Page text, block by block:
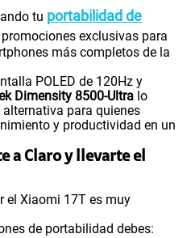
tu portabilidad de
exclusivas para
más completos de la
POLED de 120Hz y
Dimensity 8500-Ultra lo
para quienes
y productividad en un
a Claro y llevarte el
el Xiaomi 17T es muy
de portabilidad debes: